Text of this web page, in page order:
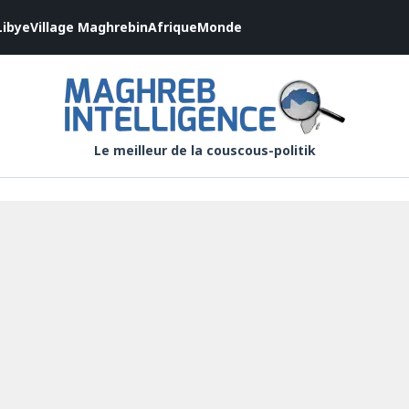
Village MaghrebinAfriqueMonde
Le meilleur de la couscous-politik